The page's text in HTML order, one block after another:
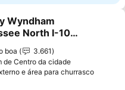
aos favoritos
Wyndham
North I-10
boa
3.661
de Centro da cidade
e área para churrascoVer